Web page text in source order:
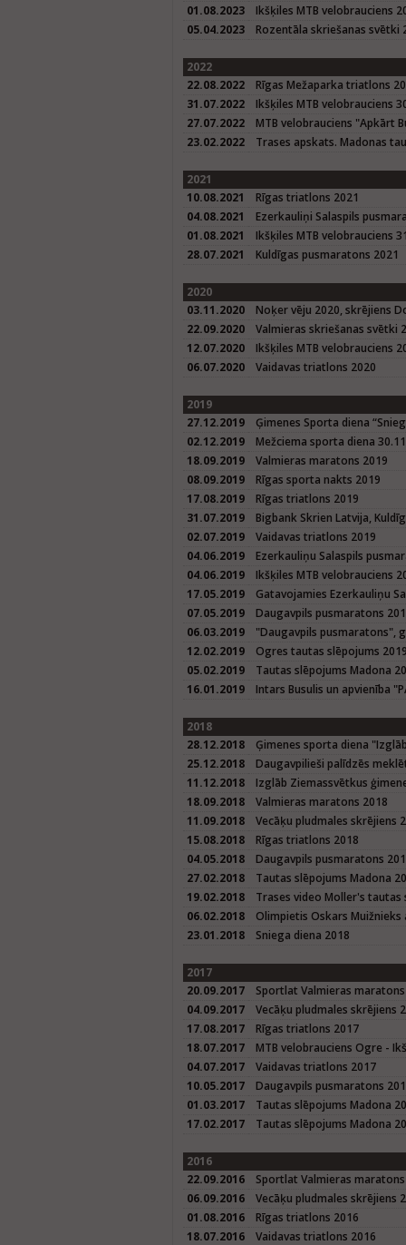
01.08.2023
Ikšķiles MTB velobrauciens
05.04.2023
Rozentāla skriešanas svētki
2022
22.08.2022
Rīgas Mežaparka triatlons
31.07.2022
Ikšķiles MTB velobrauciens
27.07.2022
MTB velobrauciens "Apkārt
23.02.2022
Trases apskats. Madonas
2021
10.08.2021
Rīgas triatlons 2021
04.08.2021
Ezerkauliņi Salaspils
01.08.2021
Ikšķiles MTB velobrauciens
28.07.2021
Kuldīgas pusmaratons 2021
2020
03.11.2020
Noķer vēju 2020, skrējiens
22.09.2020
Valmieras skriešanas svētki
12.07.2020
Ikšķiles MTB velobrauciens
06.07.2020
Vaidavas triatlons 2020
2019
27.12.2019
Ģimenes Sporta diena
02.12.2019
Mežciema sporta diena
18.09.2019
Valmieras maratons 2019
08.09.2019
Rīgas sporta nakts 2019
17.08.2019
Rīgas triatlons 2019
31.07.2019
Bigbank Skrien Latvija,
02.07.2019
Vaidavas triatlons 2019
04.06.2019
Ezerkauliņu Salaspils
04.06.2019
Ikšķiles MTB velobrauciens
17.05.2019
Gatavojamies Ezerkauliņu
07.05.2019
Daugavpils pusmaratons
06.03.2019
"Daugavpils pusmaratons",
12.02.2019
Ogres tautas slēpojums
05.02.2019
Tautas slēpojums Madona
16.01.2019
Intars Busulis un apvienība
2018
28.12.2018
Ģimenes sporta diena
25.12.2018
Daugavpilieši palīdzēs
11.12.2018
Izglāb Ziemassvētkus
18.09.2018
Valmieras maratons 2018
11.09.2018
Vecāķu pludmales skrējiens
15.08.2018
Rīgas triatlons 2018
04.05.2018
Daugavpils pusmaratons
27.02.2018
Tautas slēpojums Madona
19.02.2018
Trases video Moller's tautas
06.02.2018
Olimpietis Oskars Muižnieks
23.01.2018
Sniega diena 2018
2017
20.09.2017
Sportlat Valmieras
04.09.2017
Vecāķu pludmales skrējiens
17.08.2017
Rīgas triatlons 2017
18.07.2017
MTB velobrauciens Ogre -
04.07.2017
Vaidavas triatlons 2017
10.05.2017
Daugavpils pusmaratons
01.03.2017
Tautas slēpojums Madona
17.02.2017
Tautas slēpojums Madona
2016
22.09.2016
Sportlat Valmieras
06.09.2016
Vecāķu pludmales skrējiens
01.08.2016
Rīgas triatlons 2016
18.07.2016
Vaidavas triatlons 2016